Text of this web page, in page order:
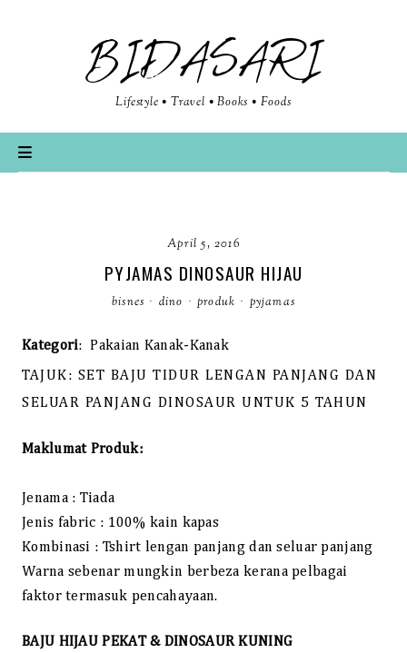
BIDASARI
Lifestyle • Travel • Books • Foods
April 5, 2016
PYJAMAS DINOSAUR HIJAU
bisnes · dino · produk · pyjamas
Kategori: Pakaian Kanak-Kanak
TAJUK: SET BAJU TIDUR LENGAN PANJANG DAN
SELUAR PANJANG DINOSAUR UNTUK 5 TAHUN
Maklumat Produk:
Jenama : Tiada
Jenis fabric : 100% kain kapas
Kombinasi : Tshirt lengan panjang dan seluar panjang
Warna sebenar mungkin berbeza kerana pelbagai
faktor termasuk pencahayaan.
BAJU HIJAU PEKAT & DINOSAUR KUNING